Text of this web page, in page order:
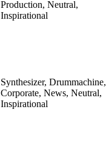
Production, Neutral,
Inspirational
Synthesizer, Drummachine,
Corporate, News, Neutral,
Inspirational